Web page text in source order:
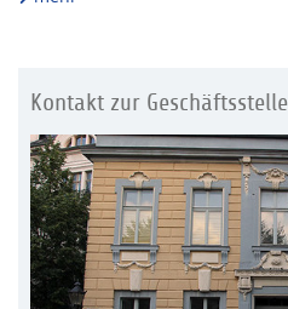
Kontakt zur Geschäftsstelle